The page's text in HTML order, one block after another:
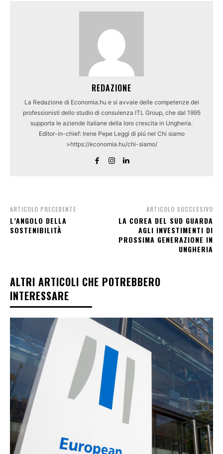
REDAZIONE
La Redazione di Economia.hu e si avvale delle competenze dei
professionisti dello studio di consulenza ITL Group, che dal 1995
supporta le aziende italiane della loro crescita in Ungheria.
Editor-in-chief: Irene Pepe Leggi di piú nel Chi siamo
>https://economia.hu/chi-siamo/
ARTICOLO PRECEDENTE
L’ANGOLO DELLA
SOSTENIBILITÀ
ARTICOLO SUCCESSIVO
LA COREA DEL SUD GUARDA
AGLI INVESTIMENTI DI
PROSSIMA GENERAZIONE IN
UNGHERIA
ALTRI ARTICOLI CHE POTREBBERO
INTERESSARE